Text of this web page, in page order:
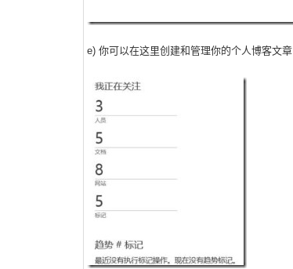
e) 你可以在这里创建和管理你的个人博客文